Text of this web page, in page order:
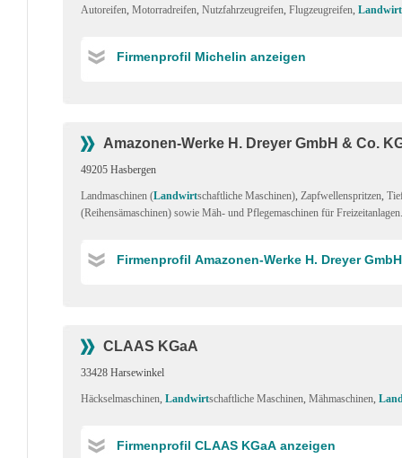
Autoreifen, Motorradreifen, Nutzfahrzeugreifen, Flugzeugreifen, Landwirt
Firmenprofil Michelin anzeigen
Amazonen-Werke H. Dreyer GmbH & Co.
49205 Hasbergen
Landmaschinen (Landwirtschaftliche Maschinen), Zapfwellenspritzen,
(Reihensämaschinen) sowie Mäh- und Pflegemaschinen für Freizeitanlagen.
Firmenprofil Amazonen-Werke H. Dreyer
CLAAS KGaA
33428 Harsewinkel
Häckselmaschinen, Landwirtschaftliche Maschinen, Mähmaschinen,
Firmenprofil CLAAS KGaA anzeigen